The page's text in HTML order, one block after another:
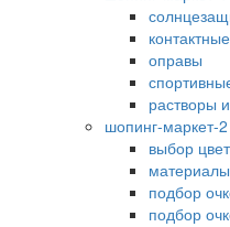
оправы
растворы
шопинг-маркет-2
выбор
подбор
подбор